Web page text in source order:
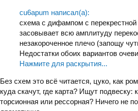
cu6apum написал(а):
схема с дифампом с
засовывает всю амплитуду
незакороченное плечо (запощу
Недостатки обоих вариантов
Нажмите для раскрытия...
Без схем это всё читается, цуко, как
куда скачут, где карта? Ищут подвеску:
торсионная или рессорная? Ничего не